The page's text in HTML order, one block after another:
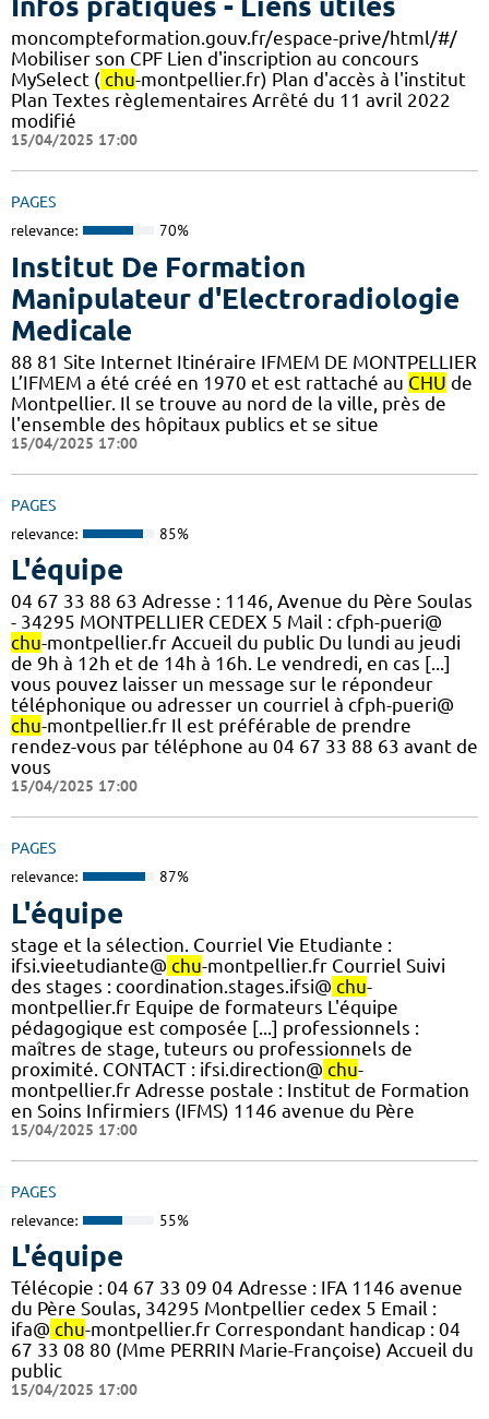
moncompteformation.gouv.fr/espace-prive/html/#/
Mobiliser son CPF Lien d'inscription au concours
MySelect ( chu-montpellier.fr) Plan d'accès à l'institut
Plan Textes règlementaires Arrêté du 11 avril 2022
modifié
15/04/2025 17:00
PAGES
relevance: 70%
Institut De Formation
Manipulateur d'Electroradiologie
Medicale
88 81 Site Internet Itinéraire IFMEM DE MONTPELLIER
L’IFMEM a été créé en 1970 et est rattaché au CHU de
Montpellier. Il se trouve au nord de la ville, près de
l'ensemble des hôpitaux publics et se situe
15/04/2025 17:00
PAGES
relevance: 85%
L'équipe
04 67 33 88 63 Adresse : 1146, Avenue du Père Soulas
- 34295 MONTPELLIER CEDEX 5 Mail : cfph-pueri@
chu-montpellier.fr Accueil du public Du lundi au jeudi
de 9h à 12h et de 14h à 16h. Le vendredi, en cas [...]
vous pouvez laisser un message sur le répondeur
téléphonique ou adresser un courriel à cfph-pueri@
chu-montpellier.fr Il est préférable de prendre
rendez-vous par téléphone au 04 67 33 88 63 avant de
vous
15/04/2025 17:00
PAGES
relevance: 87%
L'équipe
stage et la sélection. Courriel Vie Etudiante :
ifsi.vieetudiante@ chu-montpellier.fr Courriel Suivi
des stages : coordination.stages.ifsi@ chu-
montpellier.fr Equipe de formateurs L'équipe
pédagogique est composée [...] professionnels :
maîtres de stage, tuteurs ou professionnels de
proximité. CONTACT : ifsi.direction@ chu-
montpellier.fr Adresse postale : Institut de Formation
en Soins Infirmiers (IFMS) 1146 avenue du Père
15/04/2025 17:00
PAGES
relevance: 55%
L'équipe
Télécopie : 04 67 33 09 04 Adresse : IFA 1146 avenue
du Père Soulas, 34295 Montpellier cedex 5 Email :
ifa@ chu-montpellier.fr Correspondant handicap : 04
67 33 08 80 (Mme PERRIN Marie-Françoise) Accueil du
public
15/04/2025 17:00